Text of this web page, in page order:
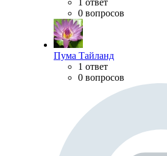
1 ответ
0 вопросов
Пума Тайланд
1 ответ
0 вопросов